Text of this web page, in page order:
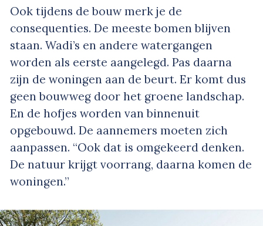
Ook tijdens de bouw merk je de
consequenties. De meeste bomen blijven
staan. Wadi’s en andere watergangen
worden als eerste aangelegd. Pas daarna
zijn de woningen aan de beurt. Er komt dus
geen bouwweg door het groene landschap.
En de hofjes worden van binnenuit
opgebouwd. De aannemers moeten zich
aanpassen. “Ook dat is omgekeerd denken.
De natuur krijgt voorrang, daarna komen de
woningen.”